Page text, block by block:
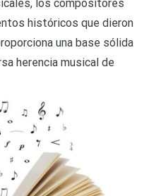
los compositores
históricos que dieron
una base sólida
herencia musical de